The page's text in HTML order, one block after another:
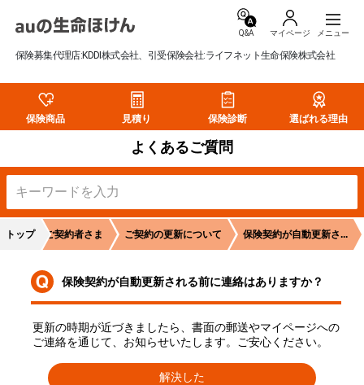
Q&A マイページ
保険募集代理店:KDDI株式会社、引受保険会社:ライフネット生命保険株式会社
保険商品 見積り 保険診断 選ばれる理由
よくあるご質問
トップ ご契約者さま ご契約の更新について 保険契約が自動更新さ...
保険契約が自動更新される前に連絡はありますか？
更新の時期が近づきましたら、書面の郵送やマイページへの
ご連絡を通じて、お知らせいたします。ご安心ください。
解決した